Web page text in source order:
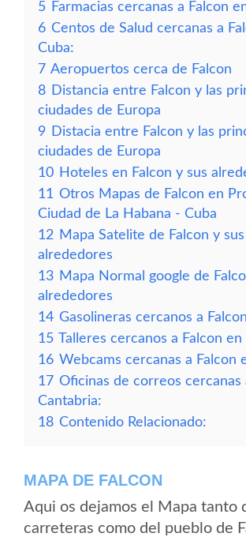
5 Farmacias cercanas a Falcon
6 Centos de Salud cercanas a
Cuba:
7 Aeropuertos cerca de Falcon
8 Distancia entre Falcon y las
ciudades de Europa
9 Distacia entre Falcon y las
ciudades de Europa
10 Hoteles en Falcon y sus
11 Otros Mapas de Falcon en
Ciudad de La Habana - Cuba
12 Mapa Satelite de Falcon y sus
alrededores
13 Mapa Normal google de
alrededores
14 Gasolineras cercanos a
15 Talleres cercanos a Falcon en
16 Webcams cercanas a Falcon
17 Oficinas de correos cercanas
Cantabria:
18 Contenido Relacionado:
MAPA DE FALCON
Aqui os dejamos el Mapa tanto
carreteras como del pueblo de